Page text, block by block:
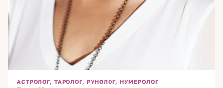
АСТРОЛОГ, ТАРОЛОГ, РУНОЛОГ, НУМЕРОЛОГ